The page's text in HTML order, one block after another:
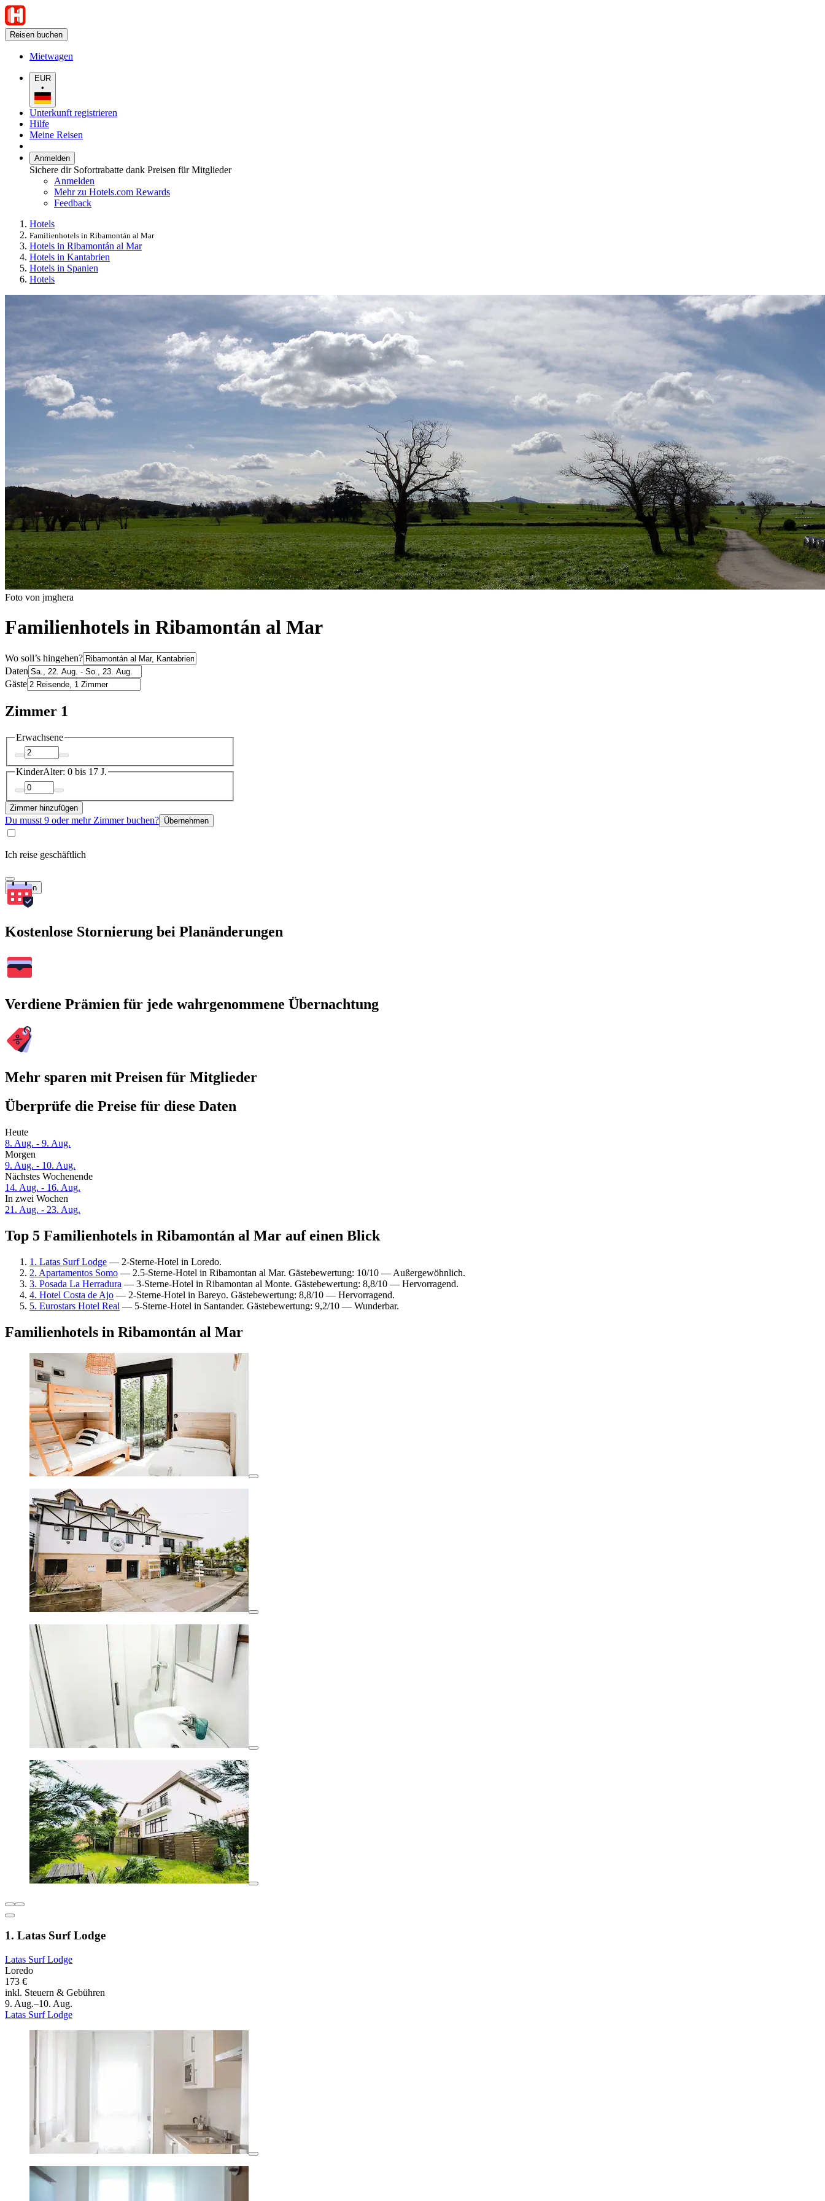
Reisen buchen
Mietwagen
EUR
•
Unterkunft registrieren
Hilfe
Meine Reisen
Anmelden
Sichere dir Sofortrabatte dank Preisen für Mitglieder
Anmelden
Mehr zu Hotels.com Rewards
Feedback
Hotels
Familienhotels in Ribamontán al Mar
Hotels in Ribamontán al Mar
Hotels in Kantabrien
Hotels in Spanien
Hotels
Foto von jmghera
Familienhotels in Ribamontán al Mar
Wo soll’s hingehen?
Daten
Gäste
Zimmer 1
Erwachsene
KinderAlter: 0 bis 17 J.
Zimmer hinzufügen
Du musst 9 oder mehr Zimmer buchen? Übernehmen
Ich reise geschäftlich
Suchen
Kostenlose Stornierung bei Planänderungen
Verdiene Prämien für jede wahrgenommene Übernachtung
Mehr sparen mit Preisen für Mitglieder
Überprüfe die Preise für diese Daten
Heute
8. Aug. - 9. Aug.
Morgen
9. Aug. - 10. Aug.
Nächstes Wochenende
14. Aug. - 16. Aug.
In zwei Wochen
21. Aug. - 23. Aug.
Top 5 Familienhotels in Ribamontán al Mar auf einen Blick
1. Latas Surf Lodge — 2-Sterne-Hotel in Loredo.
2. Apartamentos Somo — 2.5-Sterne-Hotel in Ribamontan al Mar. Gästebewertung: 10/10 — Außergewöhnlich.
3. Posada La Herradura — 3-Sterne-Hotel in Ribamontan al Monte. Gästebewertung: 8,8/10 — Hervorragend.
4. Hotel Costa de Ajo — 2-Sterne-Hotel in Bareyo. Gästebewertung: 8,8/10 — Hervorragend.
5. Eurostars Hotel Real — 5-Sterne-Hotel in Santander. Gästebewertung: 9,2/10 — Wunderbar.
Familienhotels in Ribamontán al Mar
1. Latas Surf Lodge
Latas Surf Lodge
Loredo
173 €
inkl. Steuern & Gebühren
9. Aug.–10. Aug.
Latas Surf Lodge